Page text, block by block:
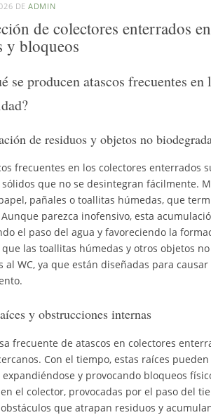
DEADMIN
de colectores enterrados
y bloqueos
se producen atascos frecuentes
de residuos y objetos no
frecuentes en los colectores enterrados
que no se desintegran fácilmente.
pañales o toallitas húmedas, que
parezca inofensivo, esta
el paso del agua y favoreciendo la
las toallitas húmedas y otros objetos
al WC, ya que están diseñadas para
y obstrucciones internas
frecuente de atascos en colectores
Con el tiempo, estas raíces
y provocando bloqueos
el colector, provocadas por el paso del
que atrapan residuos y